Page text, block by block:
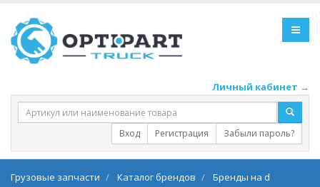
Личный кабинет →
Вход Регистрация Забыли пароль?
Грузовые запчасти Каталог брендов
Бренды на d